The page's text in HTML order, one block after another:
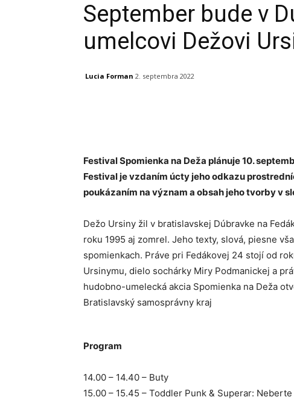
September bude v
umelcovi Dežovi
Lucia Forman 2. septembra 2022
Festival Spomienka na Deža plánuje 10.
Festival je vzdaním úcty jeho odkazu
poukázaním na význam a obsah jeho tvorby v
Dežo Ursiny žil v bratislavskej Dúbravke na
roku 1995 aj zomrel. Jeho texty, slová, piesne
spomienkach. Práve pri Fedákovej 24 stojí od
Ursinymu, dielo sochárky Miry Podmanickej a
hudobno-umelecká akcia Spomienka na Deža
Bratislavský samosprávny kraj
Program
14.00 – 14.40 – Buty
15.00 – 15.45 – Toddler Punk & Superar: